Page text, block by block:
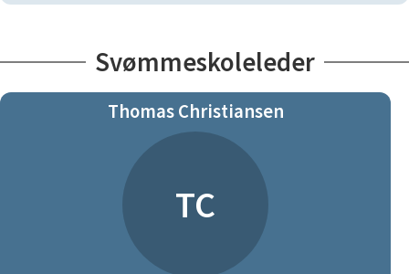
Svømmeskoleleder
Thomas Christiansen
TC